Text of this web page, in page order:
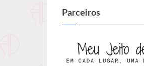
Parceiros